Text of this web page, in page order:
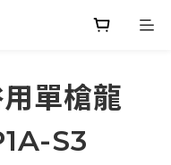
單槍龍
S3